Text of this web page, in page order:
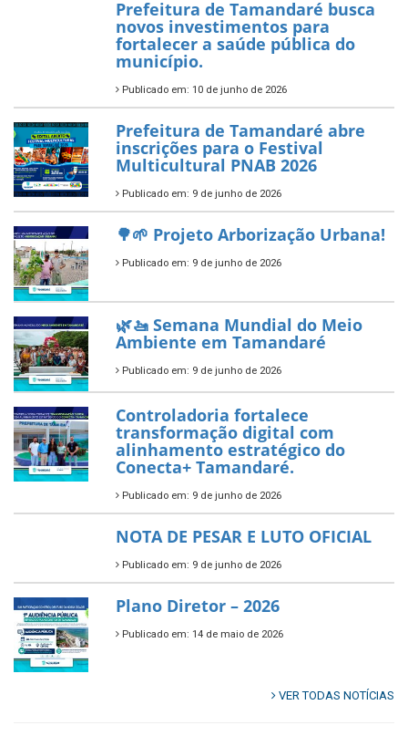
Aplicação de Recursos (PAR)
habilitado
7 de novembro de 2025
ÚLTIMAS NOTÍCIAS
Tamandaré conquista Selo
Diamante do Sebrae pelo
segundo ano consecutivo e
reafirma excelência no apoio ao
empreendedorismo.
Publicado em: 10 de junho de 2026
novos investimentos para
fortalecer a saúde pública do
município.
Publicado em: 10 de junho de 2026
Prefeitura de Tamandaré abre
inscrições para o Festival
Multicultural PNAB 2026
Publicado em: 9 de junho de 2026
🌳🌱 Projeto Arborização Urbana!
Publicado em: 9 de junho de 2026
🌿🚤 Semana Mundial do Meio
Ambiente em Tamandaré